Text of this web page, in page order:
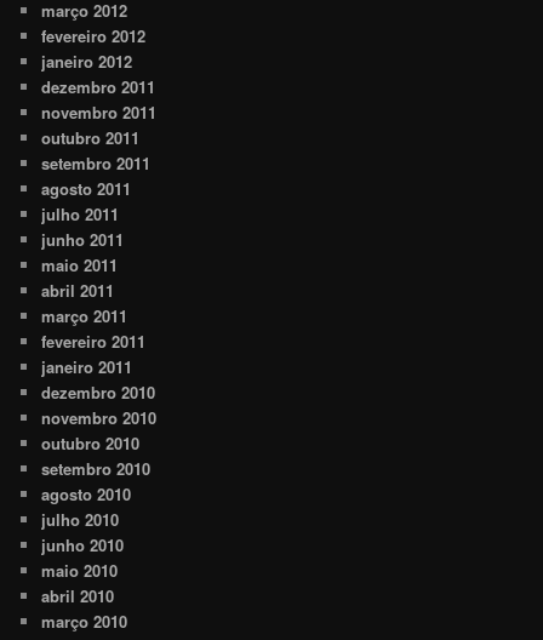
março 2012
fevereiro 2012
janeiro 2012
dezembro 2011
novembro 2011
outubro 2011
setembro 2011
agosto 2011
julho 2011
junho 2011
maio 2011
abril 2011
março 2011
fevereiro 2011
janeiro 2011
dezembro 2010
novembro 2010
outubro 2010
setembro 2010
agosto 2010
julho 2010
junho 2010
maio 2010
abril 2010
março 2010